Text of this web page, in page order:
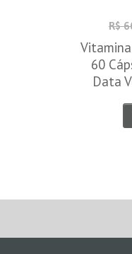
R$
60
Data